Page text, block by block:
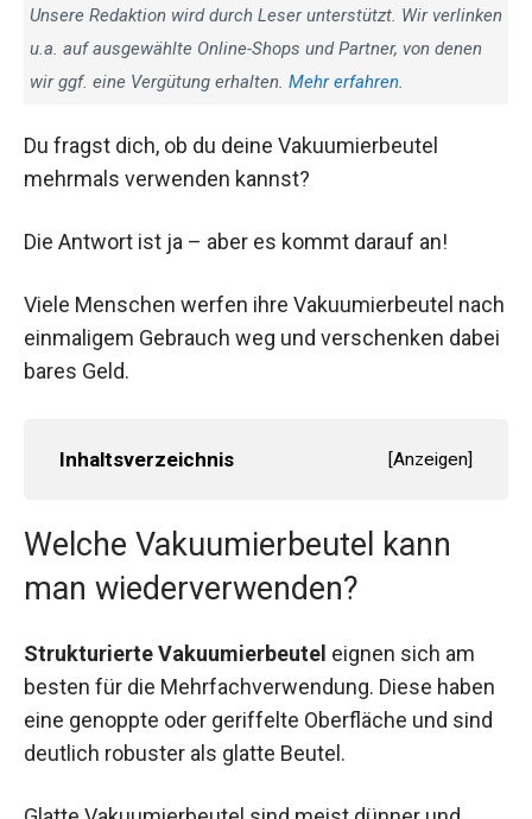
Unsere Redaktion wird durch Leser unterstützt. Wir verlinken
u.a. auf ausgewählte Online-Shops und Partner, von denen
wir ggf. eine Vergütung erhalten. Mehr erfahren.
Du fragst dich, ob du deine Vakuumierbeutel
mehrmals verwenden kannst?
Die Antwort ist ja – aber es kommt darauf an!
Viele Menschen werfen ihre Vakuumierbeutel nach
einmaligem Gebrauch weg und verschenken dabei
bares Geld.
Inhaltsverzeichnis [Anzeigen]
Welche Vakuumierbeutel kann
man wiederverwenden?
Strukturierte Vakuumierbeutel eignen sich am
besten für die Mehrfachverwendung. Diese haben
eine genoppte oder geriffelte Oberfläche und sind
deutlich robuster als glatte Beutel.